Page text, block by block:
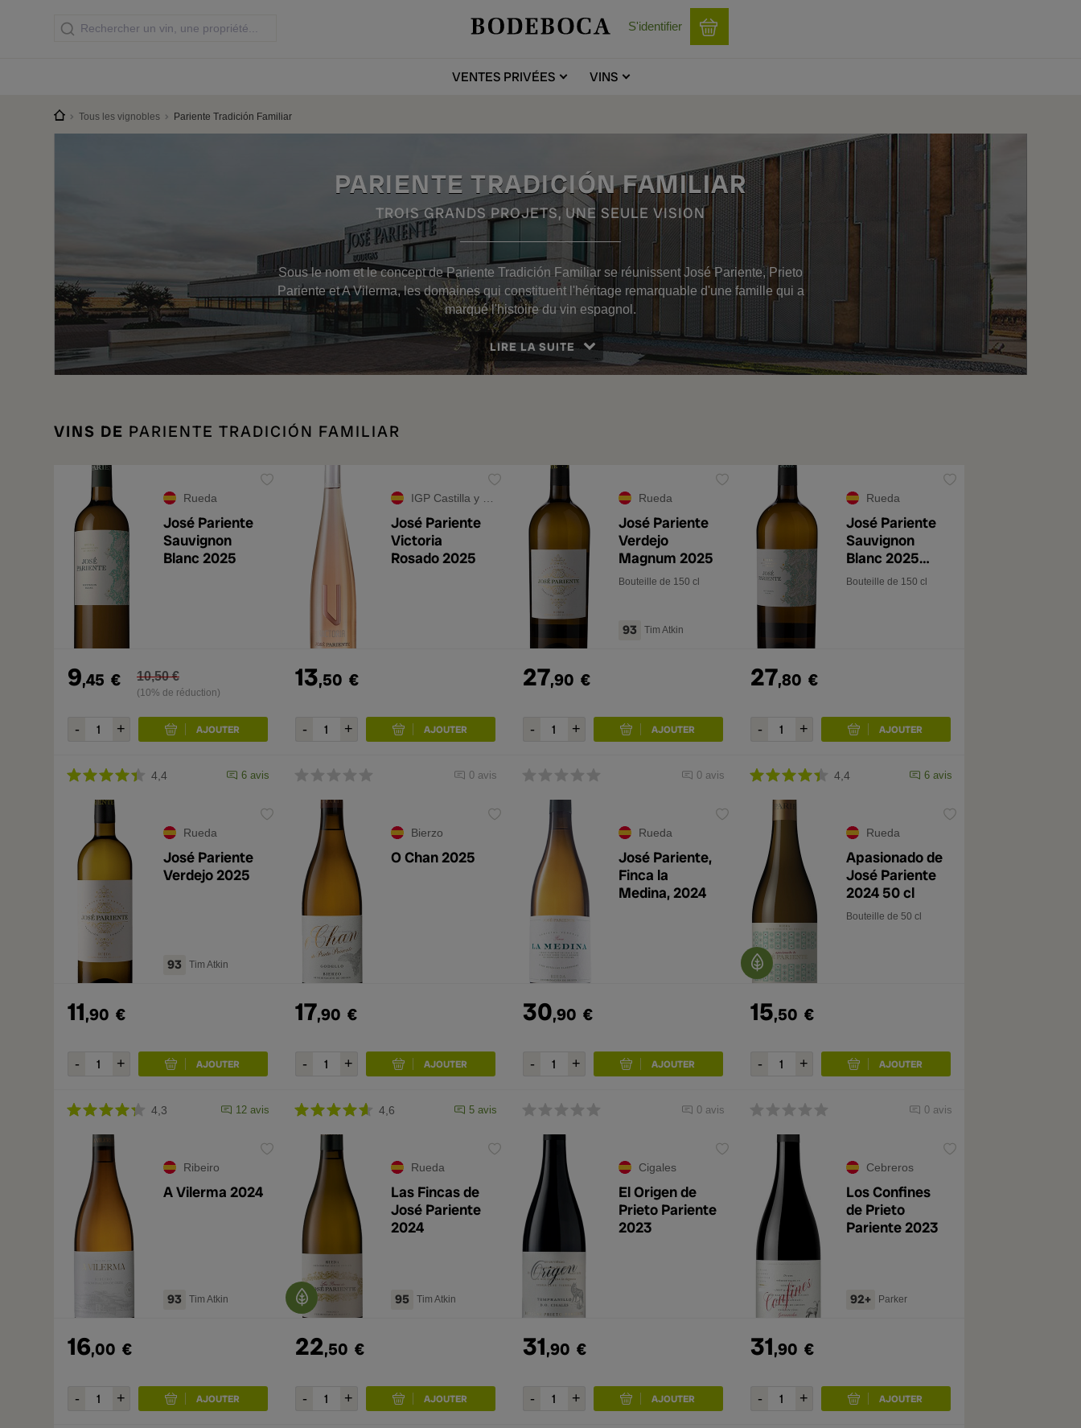
S'identifier
VENTES PRIVÉES VINS
Tous les vignobles Pariente Tradición Familiar
PARIENTE TRADICIÓN FAMILIAR
TROIS GRANDS PROJETS, UNE SEULE VISION
Sous le nom et le concept de Pariente Tradición Familiar se réunissent José Pariente, Prieto
Pariente et A Vilerma, les domaines qui constituent l'héritage remarquable d'une famille qui a
marqué l'histoire du vin espagnol.
LIRE LA SUITE
VINS DE PARIENTE TRADICIÓN FAMILIAR
Rueda
José Pariente
Sauvignon
Blanc 2025
9,45 € 10,50 €
(10% de réduction)
4,4 6 avis
IGP Castilla y León
José Pariente
Victoria
Rosado 2025
13,50 €
0 avis
Rueda
José Pariente
Verdejo
Magnum 2025
Bouteille de 150 cl
93 Tim Atkin
27,90 €
0 avis
Rueda
José Pariente
Sauvignon
Blanc 2025
Magnum
Bouteille de 150 cl
27,80 €
4,4 6 avis
Rueda
José Pariente
Verdejo 2025
93 Tim Atkin
11,90 €
4,3 12 avis
Bierzo
O Chan 2025
17,90 €
4,6 5 avis
Rueda
José Pariente,
Finca la
Medina, 2024
30,90 €
0 avis
Rueda
Apasionado de
José Pariente
2024 50 cl
Bouteille de 50 cl
15,50 €
0 avis
Ribeiro
A Vilerma 2024
93 Tim Atkin
16,00 €
Rueda
Las Fincas de
José Pariente
2024
95 Tim Atkin
22,50 €
Cigales
El Origen de
Prieto Pariente
2023
31,90 €
Cebreros
Los Confines
de Prieto
Pariente 2023
92+ Parker
31,90 €